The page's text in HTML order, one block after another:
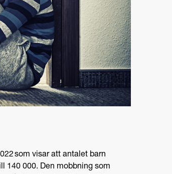
som visar att antalet barn
140 000. Den mobbning som